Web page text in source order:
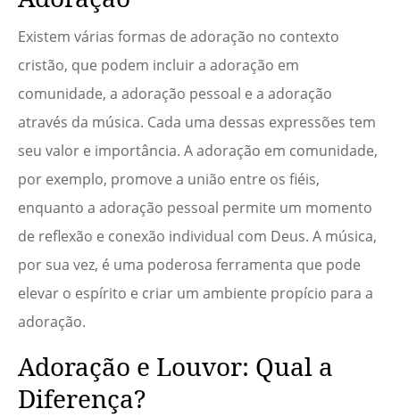
Existem várias formas de adoração no contexto
cristão, que podem incluir a adoração em
comunidade, a adoração pessoal e a adoração
através da música. Cada uma dessas expressões tem
seu valor e importância. A adoração em comunidade,
por exemplo, promove a união entre os fiéis,
enquanto a adoração pessoal permite um momento
de reflexão e conexão individual com Deus. A música,
por sua vez, é uma poderosa ferramenta que pode
elevar o espírito e criar um ambiente propício para a
adoração.
Adoração e Louvor: Qual a
Diferença?